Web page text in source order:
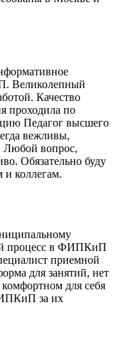
Великолепный
Качество
проходила по
Педагог высшего
вежливы,
Любой вопрос,
Обязательно буду
коллегам.
процесс в ФИПКиП
приемной
для занятий, нет
для себя
за их